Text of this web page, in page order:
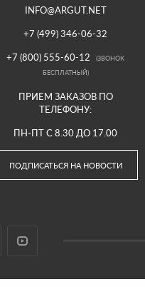
INFO@ARGUT.NET
+7 (499) 346-06-32
+7 (800) 555-60-12
(ЗВОНОК
БЕСПЛАТНЫЙ)
ПРИЕМ ЗАКАЗОВ ПО
ТЕЛЕФОНУ:
ПН-ПТ С 8.30 ДО 17.00
ПОДПИСАТЬСЯ НА НОВОСТИ